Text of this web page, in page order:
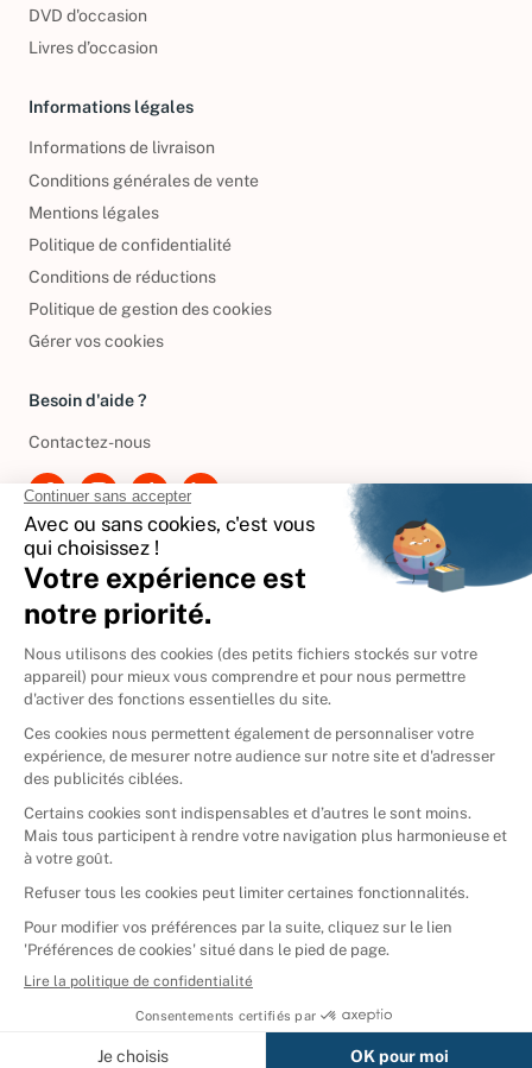
Afficher tous les résultats
DVD d'occasion
Livres d’occasion
Informations légales
Informations de livraison
Conditions générales de vente
Mentions légales
Politique de confidentialité
Conditions de réductions
Politique de gestion des cookies
Gérer vos cookies
Besoin d'aide ?
Contactez-nous
International
🇪🇸 Espagne
🇩🇪Allemagne
🇮🇹 Italie